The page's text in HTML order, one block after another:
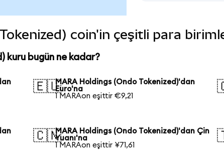
coin'in çeşitli para
kuru bugün ne kadar?
🇪🇺MARA Holdings (Ondo Tokenized)'dan
Euro'na
1 MARAon eşittir €9,21
🇨🇳MARA Holdings (Ondo Tokenized)'dan Çin
Yuanı'na
1 MARAon eşittir ¥71,61